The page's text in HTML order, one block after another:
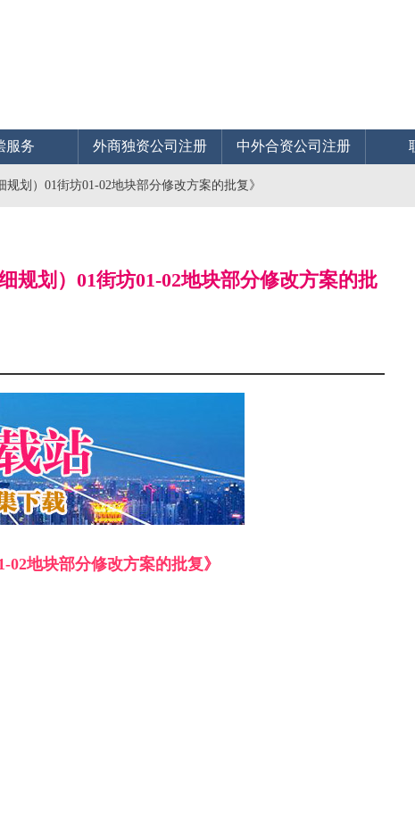
服务 外商独资公司注册 中外合资公司注册
划）01街坊01-02地块部分修改方案的批复》
规划）01街坊01-02地块部分修改方案的批
地块部分修改方案的批复》